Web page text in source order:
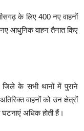
के लिए 400 नए वाहनों
नए आधुनिक वाहन तैनात किए
जिले के सभी थानों में पुराने
वाहनों को उन क्षेत्रों
अधिक होती हैं।